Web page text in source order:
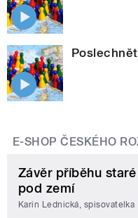
E-SHOP ČESKÉHO
Závěr příběhu
pod zemí
Karin Lednická, spisovatelka